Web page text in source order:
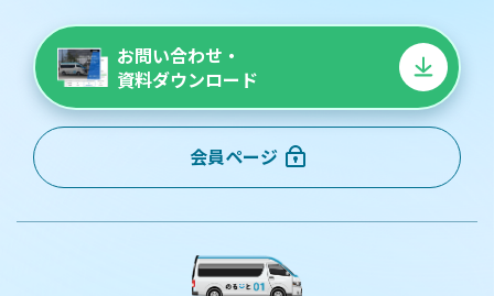
お問い合わせ・
資料ダウンロード
会員ページ